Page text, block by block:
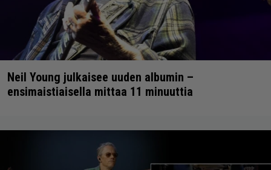
Neil Young julkaisee uuden albumin –
ensimaistiaisella mittaa 11 minuuttia